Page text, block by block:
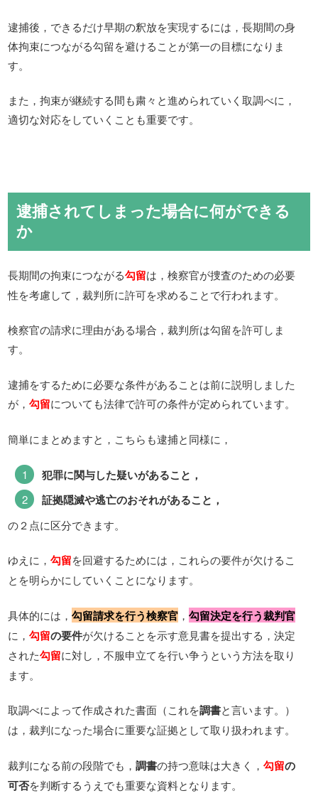
逮捕後，できるだけ早期の釈放を実現するには，長期間の身
体拘束につながる勾留を避けることが第一の目標になりま
す。
また，拘束が継続する間も粛々と進められていく取調べに，
適切な対応をしていくことも重要です。
逮捕されてしまった場合に何ができる
か
長期間の拘束につながる勾留は，検察官が捜査のための必要
性を考慮して，裁判所に許可を求めることで行われます。
検察官の請求に理由がある場合，裁判所は勾留を許可しま
す。
逮捕をするために必要な条件があることは前に説明しました
が，勾留についても法律で許可の条件が定められています。
簡単にまとめますと，こちらも逮捕と同様に，
犯罪に関与した疑いがあること，
証拠隠滅や逃亡のおそれがあること，
の２点に区分できます。
ゆえに，勾留を回避するためには，これらの要件が欠けるこ
とを明らかにしていくことになります。
具体的には，勾留請求を行う検察官 ，勾留決定を行う裁判官
に，勾留の要件が欠けることを示す意見書を提出する，決定
された勾留に対し，不服申立てを行い争うという方法を取り
ます。
取調べによって作成された書面（これを調書と言います。）
は，裁判になった場合に重要な証拠として取り扱われます。
裁判になる前の段階でも，調書の持つ意味は大きく，勾留の
可否を判断するうえでも重要な資料となります。